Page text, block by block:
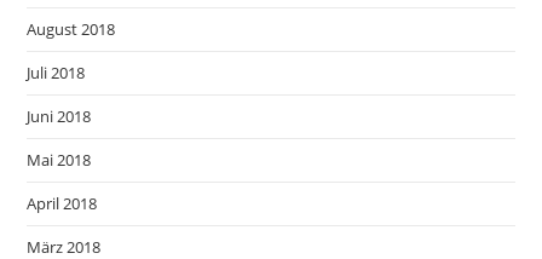
August 2018
Juli 2018
Juni 2018
Mai 2018
April 2018
März 2018